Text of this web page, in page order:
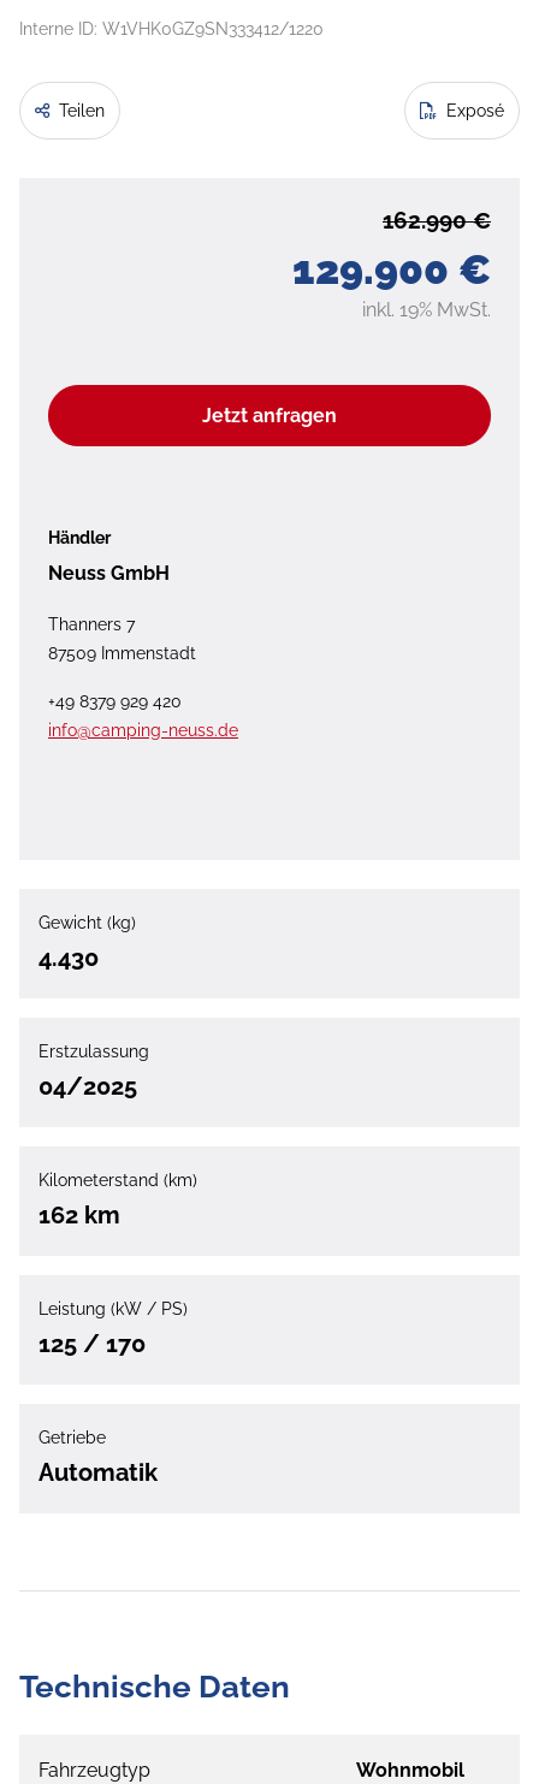
Interne ID: W1VHK0GZ9SN333412/1220
Teilen Exposé
129.900 €
162.990 €
inkl. 19% MwSt.
Jetzt anfragen
Händler
Neuss GmbH
Thanners 7
87509 Immenstadt
+49 8379 929 420
info@camping-neuss.de
Gewicht (kg)
4.430
Erstzulassung
04/2025
Kilometerstand (km)
162 km
Leistung (kW / PS)
125 / 170
Getriebe
Automatik
Technische Daten
Fahrzeugtyp Wohnmobil